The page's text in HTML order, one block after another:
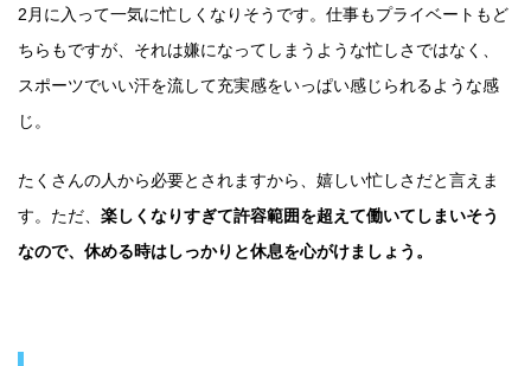
2月に入って一気に忙しくなりそうです。仕事もプライベートもど
ちらもですが、それは嫌になってしまうような忙しさではなく、
スポーツでいい汗を流して充実感をいっぱい感じられるような感
じ。
たくさんの人から必要とされますから、嬉しい忙しさだと言えま
す。ただ、 楽しくなりすぎて許容範囲を超えて働いてしまいそう
なので、休める時はしっかりと休息を心がけましょう。